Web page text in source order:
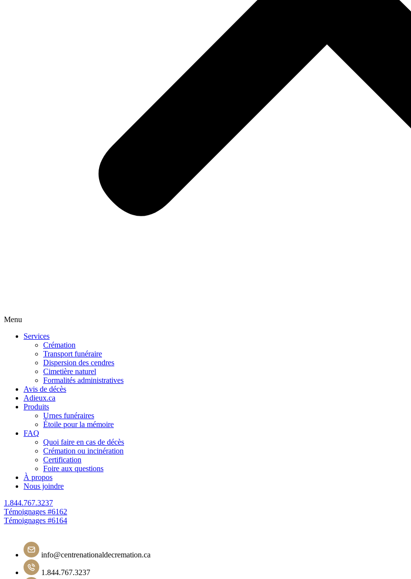
Menu
Services
Crémation
Transport funéraire
Dispersion des cendres
Cimetière naturel
Formalités administratives
Avis de décès
Adieux.ca
Produits
Urnes funéraires
Étoile pour la mémoire
FAQ
Quoi faire en cas de décès
Crémation ou incinération
Certification
Foire aux questions
À propos
Nous joindre
1.844.767.3237
Navigation
de
l'article
Témoignages #6162
Témoignages #6164
info@centrenationaldecremation.ca
1.844.767.3237